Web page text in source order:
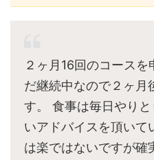
２ヶ月16回のコース
だ継続中なので２ヶ月
す。 食事は毎日やり
いアドバイスを頂いて
は楽ではないですが確